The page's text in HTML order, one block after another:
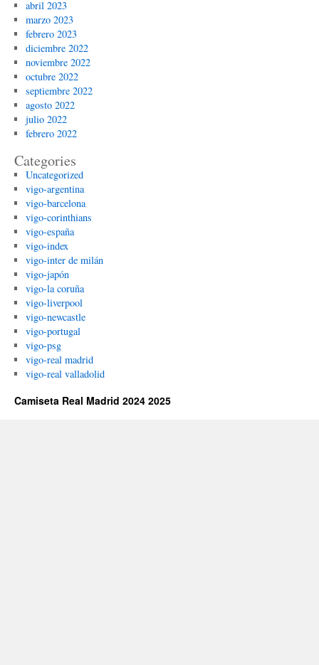
abril 2023
marzo 2023
febrero 2023
diciembre 2022
noviembre 2022
octubre 2022
septiembre 2022
agosto 2022
julio 2022
febrero 2022
Categories
Uncategorized
vigo-argentina
vigo-barcelona
vigo-corinthians
vigo-españa
vigo-index
vigo-inter de milán
vigo-japón
vigo-la coruña
vigo-liverpool
vigo-newcastle
vigo-portugal
vigo-psg
vigo-real madrid
vigo-real valladolid
Camiseta Real Madrid 2024 2025